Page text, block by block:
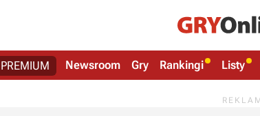
PREMIUM Newsroom Gry Rankingi Listy